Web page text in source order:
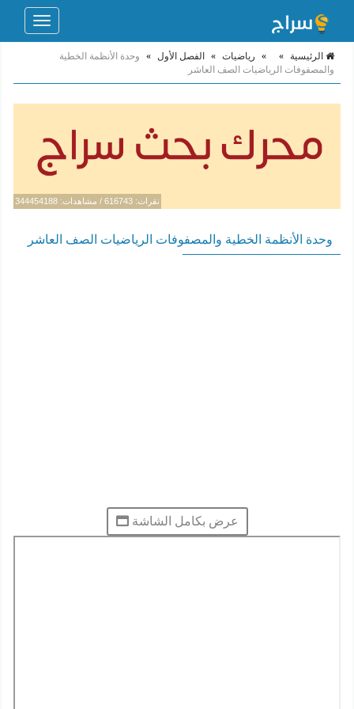
Toggle
الرئيسية »
» رياضيات » الفصل الأول »
وحدة الأنظمة الخطية
والمصفوفات الرياضيات الصف العاشر
نقرات: 616743 / مشاهدات: 344454188
وحدة الأنظمة الخطية والمصفوفات الرياضيات الصف العاشر
عرض بكامل الشاشة